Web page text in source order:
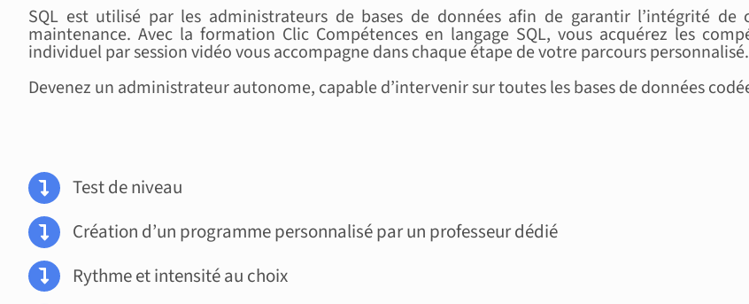
SQL est utilisé par les administrateurs de bases de données afin de garantir l’intégrité de
maintenance. Avec la formation Clic Compétences en langage SQL, vous acquérez les
individuel par session vidéo vous accompagne dans chaque étape de votre parcours personnalisé.
Devenez un administrateur autonome, capable d’intervenir sur toutes les bases de données
Test de niveau
Création d’un programme personnalisé par un professeur dédié
Rythme et intensité au choix